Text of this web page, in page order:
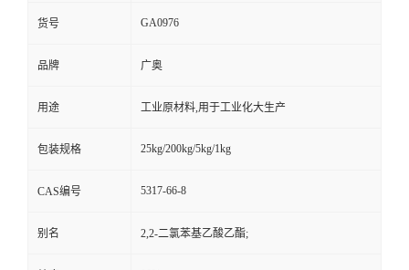
货号 GA0976
品牌 广奥
用途 工业原材料,用于工业化大生产
包装规格 25kg/200kg/5kg/1kg
CAS编号 5317-66-8
别名 2,2-二氯苯基乙酸乙酯;